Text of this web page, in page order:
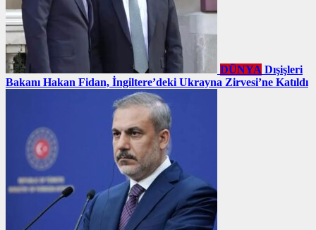
DÜNYA Dışişleri
Bakanı Hakan Fidan, İngiltere’deki Ukrayna Zirvesi’ne Katıldı